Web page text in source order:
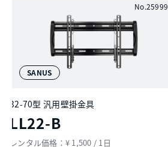
No.25999
SANUS
32-70型 汎用壁掛金具
LL22-B
レンタル価格：¥ 1,500 / 1日